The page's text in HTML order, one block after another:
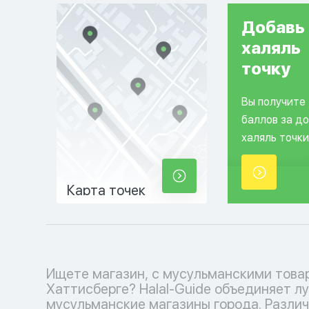
Карта точек
Добавь
халяль
точку
Вы получите
баллов за
халяль
Ищете магазин, с мусульманскими
Хаттисберге? Halal-Guide объединяет
мусульманские магазины города.
и аксессуаров до религиозных книг и
дома - у нас есть все, чтобы